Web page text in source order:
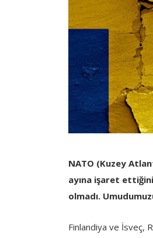
NATO (Kuzey
ayına işaret
olmadı.
Finlandiya ve İsveç,